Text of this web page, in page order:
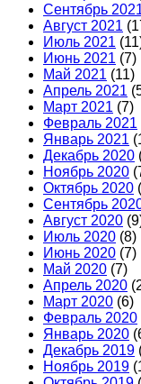
Сентябрь
Август 2021
Июль 2021
Июнь 2021 (7)
Май 2021 (11)
Апрель 2021
Март 2021 (7)
Февраль 2021
Январь 2021
Декабрь 2020
Ноябрь 2020
Октябрь 2020
Сентябрь
Август 2020
Июль 2020 (8)
Июнь 2020 (7)
Май 2020 (7)
Апрель 2020
Март 2020 (6)
Февраль 2020
Январь 2020
Декабрь 2019
Ноябрь 2019